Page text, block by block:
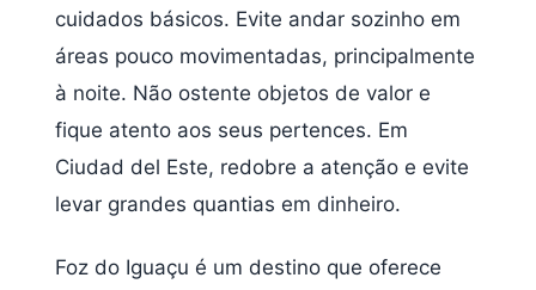
cuidados básicos. Evite andar sozinho em
áreas pouco movimentadas, principalmente
à noite. Não ostente objetos de valor e
fique atento aos seus pertences. Em
Ciudad del Este, redobre a atenção e evite
levar grandes quantias em dinheiro.
Foz do Iguaçu é um destino que oferece